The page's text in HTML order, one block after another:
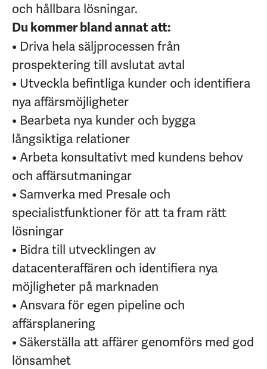
och hållbara lösningar.
Du kommer bland annat att:
• Driva hela säljprocessen från
prospektering till avslutat avtal
• Utveckla befintliga kunder och identifiera
nya affärsmöjligheter
• Bearbeta nya kunder och bygga
långsiktiga relationer
• Arbeta konsultativt med kundens behov
och affärsutmaningar
• Samverka med Presale och
specialistfunktioner för att ta fram rätt
lösningar
• Bidra till utvecklingen av
datacenteraffären och identifiera nya
möjligheter på marknaden
• Ansvara för egen pipeline och
affärsplanering
• Säkerställa att affärer genomförs med god
lönsamhet